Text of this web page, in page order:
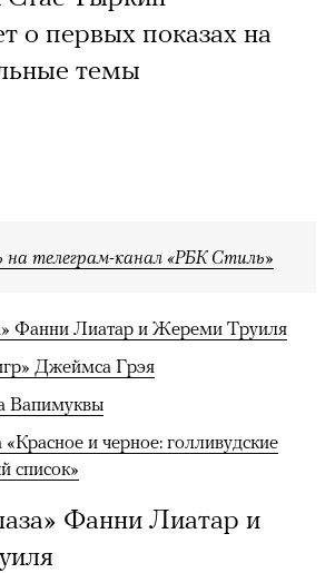
о первых показах на
темы
на телеграм-канал «РБК Стиль»
Фанни Лиатар и Жереми Труиля
Джеймса Грэя
Вапимуквы
«Красное и черное: голливудские
список»
Фанни Лиатар и